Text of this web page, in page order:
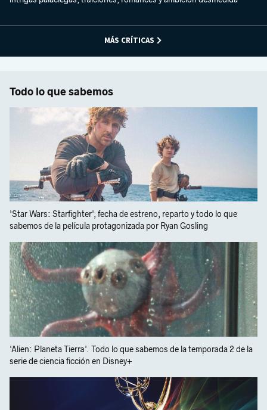
MÁS CRÍTICAS
Todo lo que sabemos
'Star Wars: Starfighter', fecha de estreno, reparto y todo lo que
sabemos de la película protagonizada por Ryan Gosling
'Alien: Planeta Tierra'. Todo lo que sabemos de la temporada 2 de la
serie de ciencia ficción en Disney+